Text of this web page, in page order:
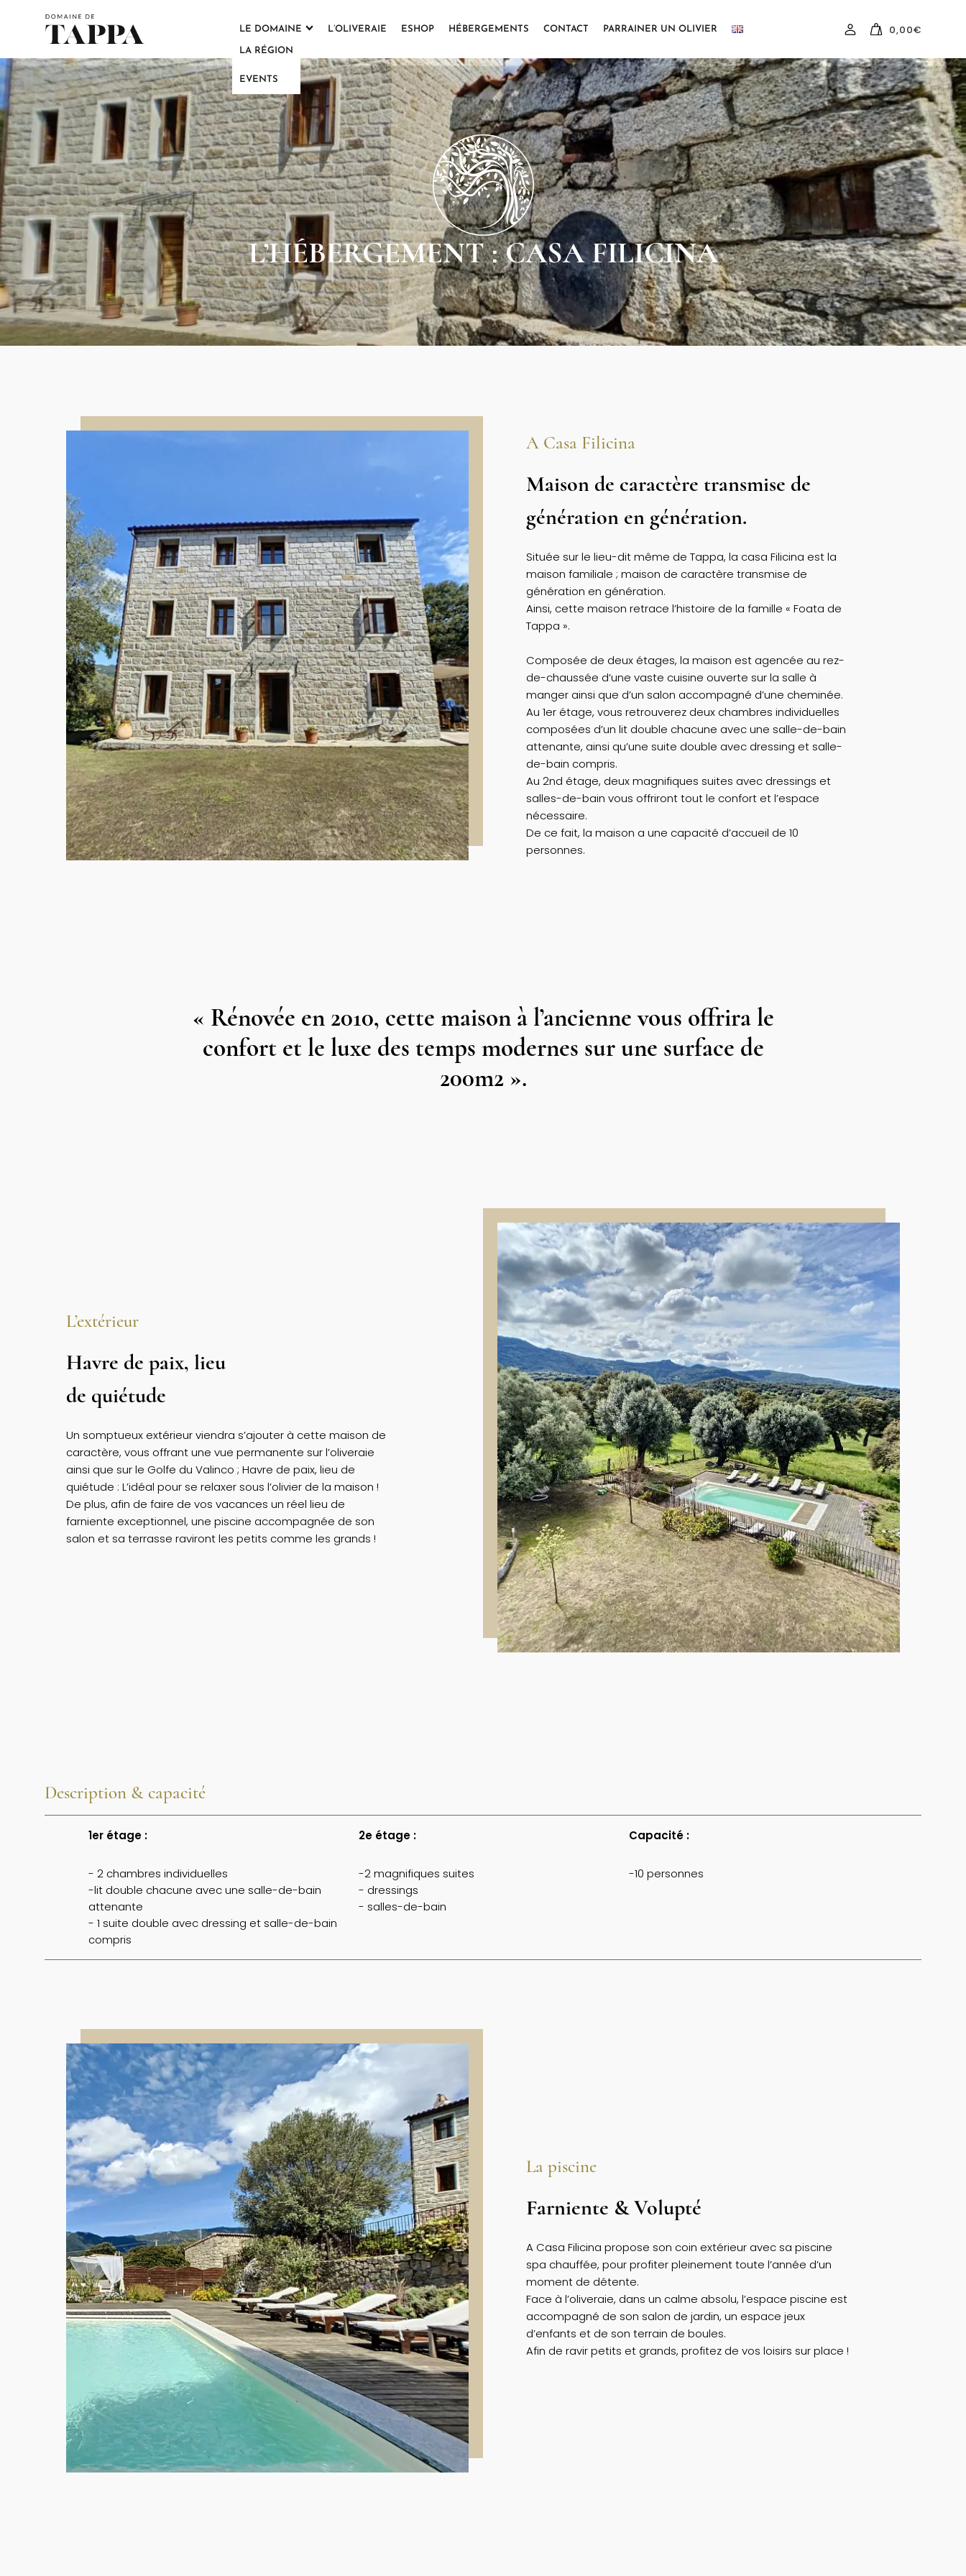
LE DOMAINE
LA RÉGION
EVENTS
L’OLIVERAIE ESHOP HÉBERGEMENTS CONTACT PARRAINER UN OLIVIER 0,00€
L’HÉBERGEMENT : CASA FILICINA
A Casa Filicina
Maison de caractère transmise de
génération en génération.
Située sur le lieu-dit même de Tappa, la casa Filicina est la
maison familiale ; maison de caractère transmise de
génération en génération.
Ainsi, cette maison retrace l’histoire de la famille « Foata de
Tappa ».
Composée de deux étages, la maison est agencée au rez-
de-chaussée d’une vaste cuisine ouverte sur la salle à
manger ainsi que d’un salon accompagné d’une cheminée.
Au 1er étage, vous retrouverez deux chambres individuelles
composées d’un lit double chacune avec une salle-de-bain
attenante, ainsi qu’une suite double avec dressing et salle-
de-bain compris.
Au 2nd étage, deux magnifiques suites avec dressings et
salles-de-bain vous offriront tout le confort et l’espace
nécessaire.
De ce fait, la maison a une capacité d’accueil de 10
personnes.
« Rénovée en 2010, cette maison à l’ancienne vous offrira le
confort et le luxe des temps modernes sur une surface de
200m2 ».
L’extérieur
Havre de paix, lieu
de quiétude
Un somptueux extérieur viendra s’ajouter à cette maison de
caractère, vous offrant une vue permanente sur l’oliveraie
ainsi que sur le Golfe du Valinco ; Havre de paix, lieu de
quiétude : L’idéal pour se relaxer sous l’olivier de la maison !
De plus, afin de faire de vos vacances un réel lieu de
farniente exceptionnel, une piscine accompagnée de son
salon et sa terrasse raviront les petits comme les grands !
Description & capacité
1er étage :
- 2 chambres individuelles
-lit double chacune avec une salle-de-bain
attenante
- 1 suite double avec dressing et salle-de-bain
compris
2e étage :
-2 magnifiques suites
- dressings
- salles-de-bain
Capacité :
-10 personnes
La piscine
Farniente & Volupté
A Casa Filicina propose son coin extérieur avec sa piscine
spa chauffée, pour profiter pleinement toute l’année d’un
moment de détente.
Face à l’oliveraie, dans un calme absolu, l’espace piscine est
accompagné de son salon de jardin, un espace jeux
d’enfants et de son terrain de boules.
Afin de ravir petits et grands, profitez de vos loisirs sur place !